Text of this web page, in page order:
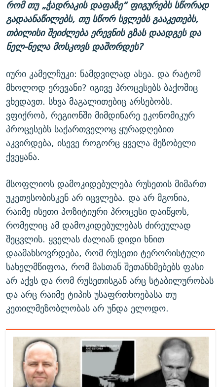
რომ თუ „ჭადრაკის დაფაზე“ ფიგურებს სწორად
გადაანაწილებს, თუ სწორ სვლებს გააკეთებს,
თბილისი შეიძლება ერევნის გზას დაადგეს და
ნელ-ნელა მოსკოვს დაშორდეს?
იური კამელჩუკი: ნამდვილად ასეა. და რატომ
მხოლოდ ერევანი? იგივე პროცესებს ბაქოშიც
ვხედავთ. სხვა მაგალითებიც არსებობს.
ვფიქრობ, რეგიონში მიმდინარე ეკონომიკურ
პროცესებს საქართველოც ყურადღებით
აკვირდება, ისევე როგორც ყველა მეზობელი
ქვეყანა.
მსოფლიოს დამოკიდებულება რუსეთის მიმართ
უკეთესობისკენ არ იცვლება. და არ მგონია,
რაიმე ისეთი პოზიტიური პროცესი დაიწყოს,
რომელიც ამ დამოკიდებულებას ძირეულად
შეცვლის. ყველას ძალიან დიდი ხნით
დაამახსოვრდება, რომ რუსეთი ტერორისტული
სახელმწიფოა, რომ მასთან შეთანხმებებს ფასი
არ აქვს და რომ რუსეთისგან არც სტაბილურობას
და არც რაიმე ტიპის უსაფრთხოებასა თუ
კეთილმეზობლობას არ უნდა ელოდო.